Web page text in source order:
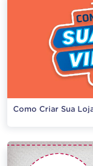
Como Criar Sua